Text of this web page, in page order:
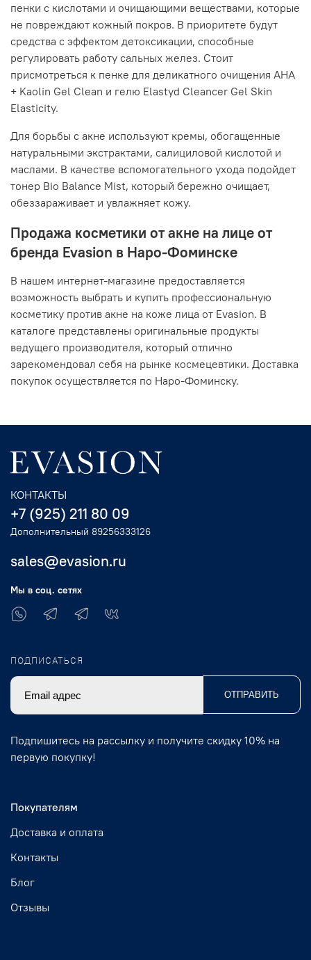
пенки с кислотами и очищающими веществами, которые
не повреждают кожный покров. В приоритете будут
средства с эффектом детоксикации, способные
регулировать работу сальных желез. Стоит
присмотреться к пенке для деликатного очищения AHA
+ Kaolin Gel Clean и гелю Elastyd Cleancer Gel Skin
Elasticity.
Для борьбы с акне используют кремы, обогащенные
натуральными экстрактами, салициловой кислотой и
маслами. В качестве вспомогательного ухода подойдет
тонер Bio Balance Mist, который бережно очищает,
обеззараживает и увлажняет кожу.
Продажа косметики от акне на лице от
бренда Evasion в Наро-Фоминске
В нашем интернет-магазине предоставляется
возможность выбрать и купить профессиональную
косметику против акне на коже лица от Evasion. В
каталоге представлены оригинальные продукты
ведущего производителя, который отлично
зарекомендовал себя на рынке космецевтики. Доставка
покупок осуществляется по Наро-Фоминску.
Покупателям
Доставка и оплата
Контакты
Блог
Отзывы
КОНТАКТЫ
+7 (925) 211 80 09
Дополнительный 89256333126
sales@evasion.ru
Мы в соц. сетях
ПОДПИСАТЬСЯ
ОТПРАВИТЬ
Подпишитесь на рассылку и получите скидку 10% на
первую покупку!